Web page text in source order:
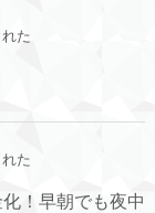
た
た
！早朝でも夜中